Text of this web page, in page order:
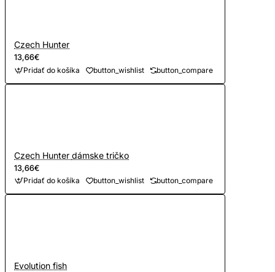
Czech Hunter
13,66€
Pridať do košíka button_wishlist button_compare
Czech Hunter dámske tričko
13,66€
Pridať do košíka button_wishlist button_compare
Evolution fish